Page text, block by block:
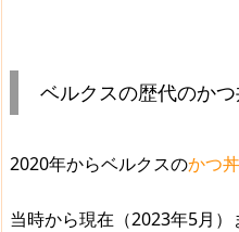
ベルクスの歴代のか
2020年からベルクスのかつ丼
当時から現在（2023年5月